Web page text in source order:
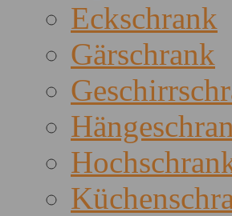
Eckschrank
Gärschrank